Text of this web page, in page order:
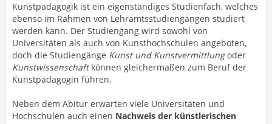
Kunstpädagogik ist ein eigenständiges Studienfach, welches
ebenso im Rahmen von Lehramtsstudiengängen studiert
werden kann. Der Studiengang wird sowohl von
Universitäten als auch von Kunsthochschulen angeboten,
doch die Studiengänge Kunst und Kunstvermittlungoder
Kunstwissenschaftkönnen gleichermaßen zum Beruf der
Kunstpädagogin führen.
Neben dem Abitur erwarten viele Universitäten und
Hochschulen auch einen Nachweis der künstlerischen